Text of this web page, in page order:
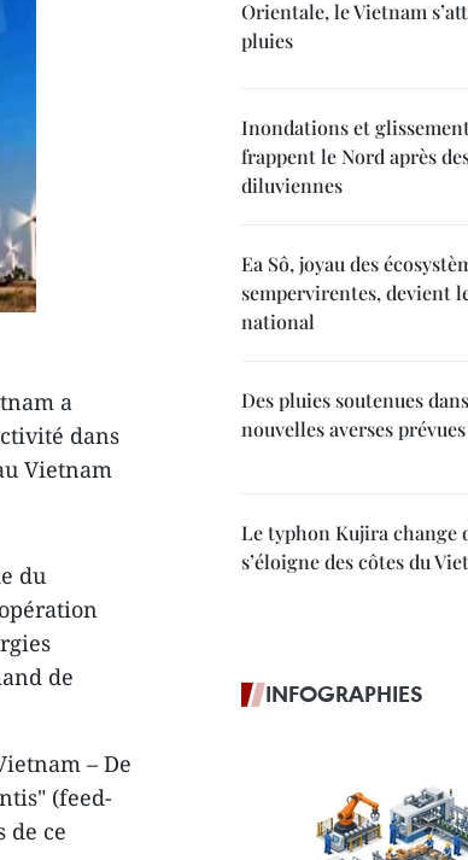
a
dans
Vietnam
du
de
– De
(feed-
de ce
Orientale, le Vietnam
pluies
Inondations et
frappent le Nord après
diluviennes
Ea Sô, joyau des
sempervirentes, devient
national
Des pluies soutenues
nouvelles averses
Le typhon Kujira change
s’éloigne des côtes du
INFOGRAPHIES